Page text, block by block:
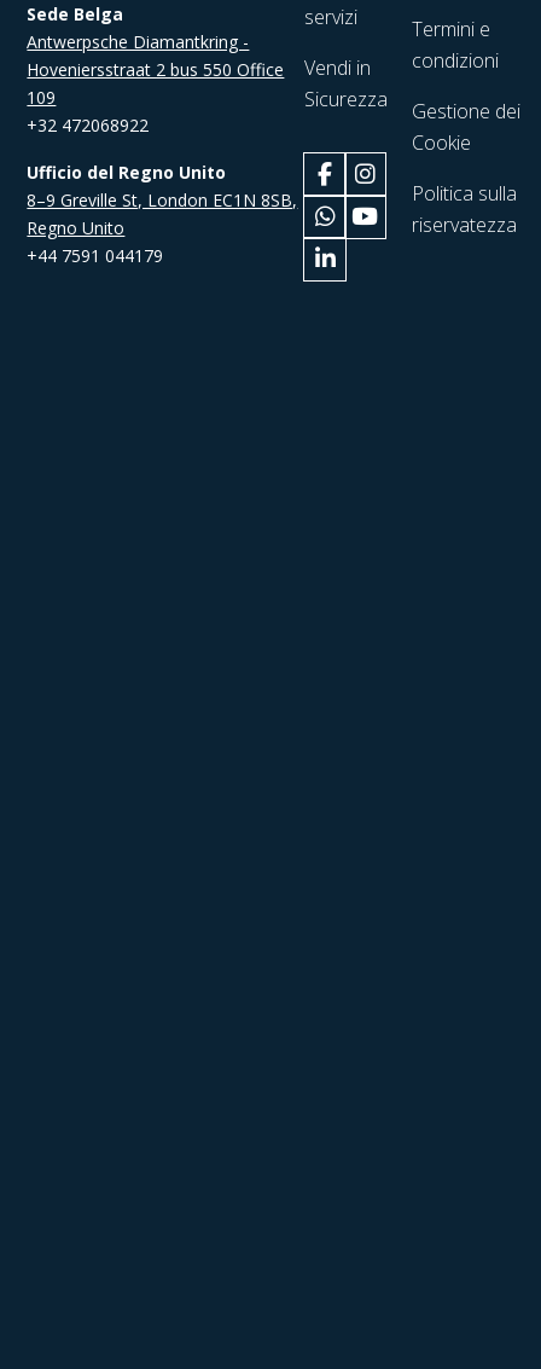
Sede Belga
Antwerpsche Diamantkring -
Hoveniersstraat 2 bus 550 Office
109
+32 472068922
Ufficio del Regno Unito
8–9 Greville St, London EC1N 8SB,
Regno Unito
+44 7591 044179
servizi
Vendi in
Sicurezza
Termini e
condizioni
Gestione dei
Cookie
Politica sulla
riservatezza